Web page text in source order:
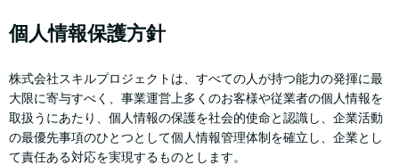
個人情報保護方針
株式会社スキルプロジェクトは、すべての人が持つ能力の発揮に最
大限に寄与すべく、事業運営上多くのお客様や従業者の個人情報を
取扱うにあたり、個人情報の保護を社会的使命と認識し、企業活動
の最優先事項のひとつとして個人情報管理体制を確立し、企業とし
て責任ある対応を実現するものとします。